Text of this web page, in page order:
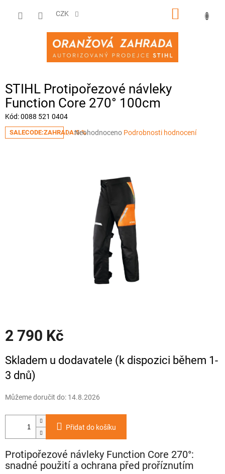
CZK
NÁKUPNÍ
STIHL Protipořezové návleky
Function Core 270° 100cm
Kód:0088 521 0404
SALECODE:ZAHRADA:5:%Průměrné
hvězdiček.
Neohodnoceno Podrobnosti hodnocení
2 790 Kč
cena:
Skladem u dodavatele (k dispozici během 1-
3 dnů)
Můžeme doručit do: 14.8.2026
Přidat do košíku
Protipořezové návleky Function Core 270°:
snadné použití a ochrana před proříznutím